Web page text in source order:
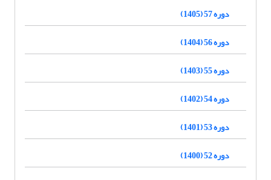
دوره 57 (1405)
دوره 56 (1404)
دوره 55 (1403)
دوره 54 (1402)
دوره 53 (1401)
دوره 52 (1400)